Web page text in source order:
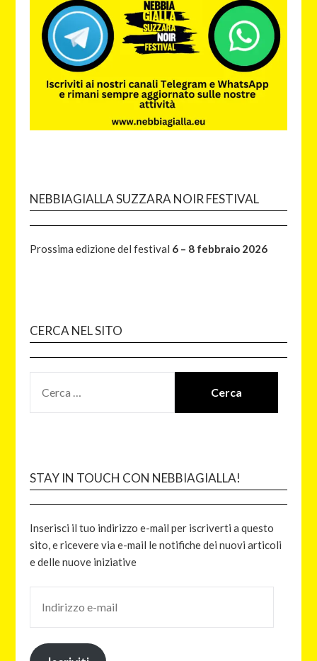
NEBBIAGIALLA SUZZARA NOIR FESTIVAL
Prossima edizione del festival 6 – 8 febbraio 2026
CERCA NEL SITO
STAY IN TOUCH CON NEBBIAGIALLA!
Inserisci il tuo indirizzo e-mail per iscriverti a questo
sito, e ricevere via e-mail le notifiche dei nuovi articoli
e delle nuove iniziative